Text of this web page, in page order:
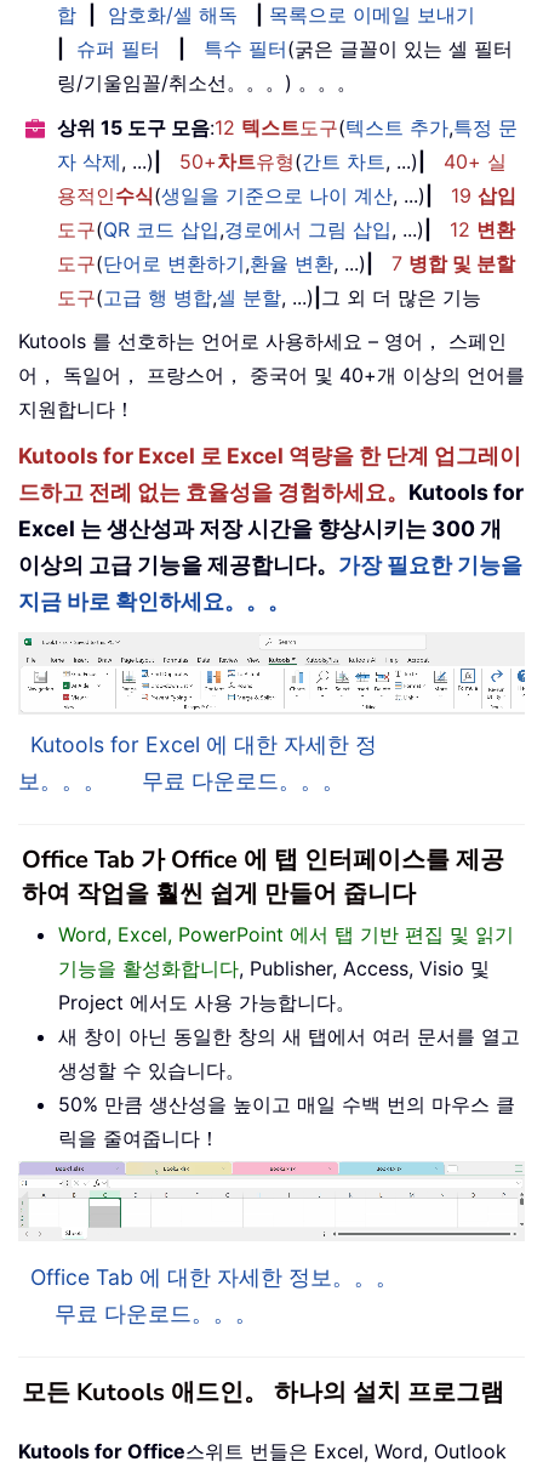
합
암호화/셀 해독
목록으로 이메일 보내기
슈퍼 필터 특수 필터(굵은 글꼴이 있는 셀 필터
링/기울임꼴/취소선。。。) 。。。
상위 15 도구 모음:12 텍스트도구(텍스트 추가,특정 문
자 삭제, ...) 50+차트유형(간트 차트, ...)
40+ 실
용적인수식(생일을 기준으로 나이 계산, ...) 19 삽입
도구(QR 코드 삽입,경로에서 그림 삽입, ...) 12 변환
도구(단어로 변환하기,환율 변환, ...) 7 병합 및 분할
도구(고급 행 병합,셀 분할, ...) 그 외 더 많은 기능
Kutools 를 선호하는 언어로 사용하세요 – 영어， 스페인
어， 독일어， 프랑스어， 중국어 및 40+개 이상의 언어를
지원합니다！
Kutools for Excel 로 Excel 역량을 한 단계 업그레이
드하고 전례 없는 효율성을 경험하세요。 Kutools for
Excel 는 생산성과 저장 시간을 향상시키는 300 개
이상의 고급 기능을 제공합니다。 가장 필요한 기능을
지금 바로 확인하세요。。。
Kutools for Excel 에 대한 자세한 정
보。。。
무료 다운로드。。。
Office Tab 가 Office 에 탭 인터페이스를 제공
하여 작업을 훨씬 쉽게 만들어 줍니다
Word, Excel, PowerPoint 에서 탭 기반 편집 및 읽기
기능을 활성화합니다, Publisher, Access, Visio 및
Project 에서도 사용 가능합니다。
새 창이 아닌 동일한 창의 새 탭에서 여러 문서를 열고
생성할 수 있습니다。
50% 만큼 생산성을 높이고 매일 수백 번의 마우스 클
릭을 줄여줍니다！
Office Tab 에 대한 자세한 정보。。。
무료 다운로드。。。
모든 Kutools 애드인。 하나의 설치 프로그램
Kutools for Office스위트 번들은 Excel, Word, Outlook